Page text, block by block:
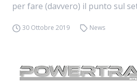
per fare (davvero) il punto sul
30 Ottobre 2019 News